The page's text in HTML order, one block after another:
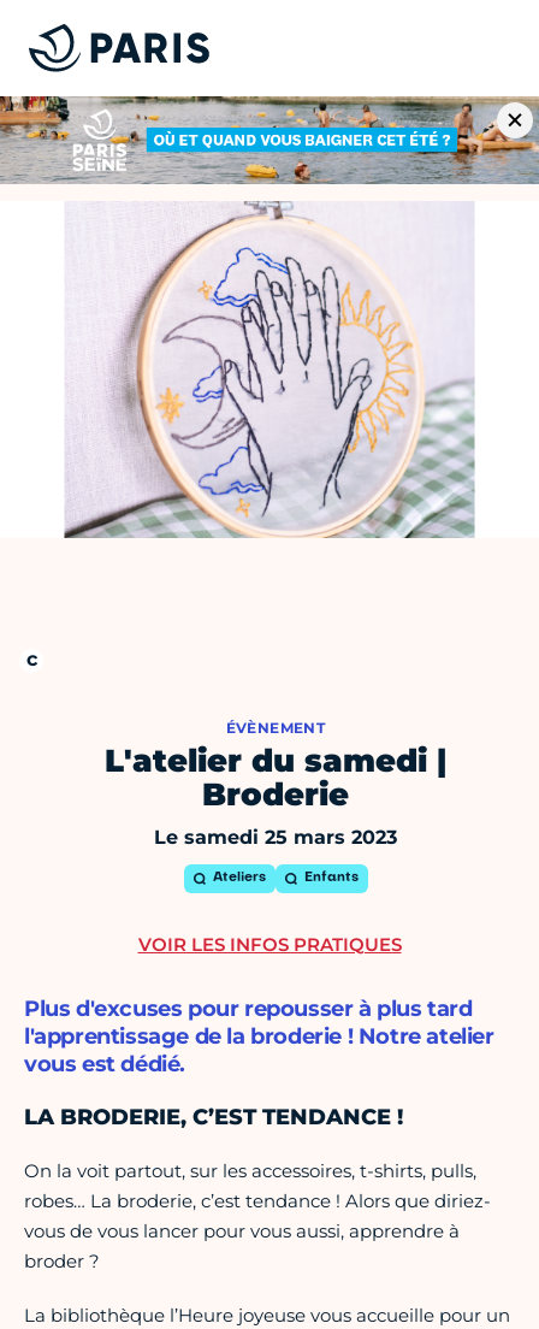
ÉVÈNEMENT
L'atelier du samedi |
Broderie
Le samedi 25 mars 2023
Ateliers Enfants
Plus d'excuses pour repousser à plus tard
l'apprentissage de la broderie ! Notre atelier
vous est dédié.
LA BRODERIE, C’EST TENDANCE !
On la voit partout, sur les accessoires, t-shirts, pulls,
robes… La broderie, c’est tendance ! Alors que diriez-
vous de vous lancer pour vous aussi, apprendre à
broder ?
La bibliothèque l’Heure joyeuse vous accueille pour un
VOIR LES INFOS PRATIQUES